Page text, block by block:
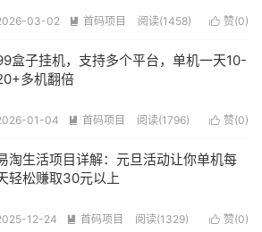
 赞(0)
03-02  首码项目 阅读(1458)
盒子挂机，支持多个平台，单机一天10-
多机翻倍
 赞(0)
01-04  首码项目 阅读(1796)
淘生活项目详解：元旦活动让你单机每
轻松赚取30元以上
 赞(0)
12-24  首码项目 阅读(1329)